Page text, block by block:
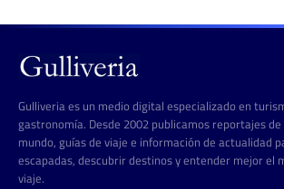
Gulliveria es un medio digital especializado en
gastronomía. Desde 2002 publicamos reportajes
mundo, guías de viaje e información de actualidad
escapadas, descubrir destinos y entender mejor el
viaje.